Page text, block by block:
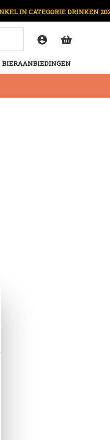
IN CATEGORIE DRINKEN
BIERAANBIEDINGEN